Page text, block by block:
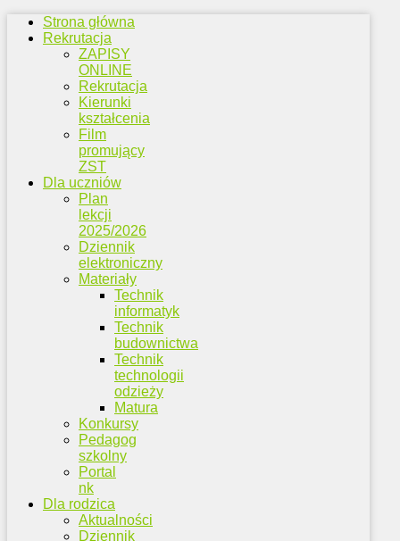
Strona główna
Rekrutacja
ZAPISY
ONLINE
Rekrutacja
Kierunki
kształcenia
Film
promujący
ZST
Dla uczniów
Plan
lekcji
2025/2026
Dziennik
elektroniczny
Materiały
Technik
informatyk
Technik
budownictwa
Technik
technologii
odzieży
Matura
Konkursy
Pedagog
szkolny
Portal
nk
Dla rodzica
Aktualności
Dziennik